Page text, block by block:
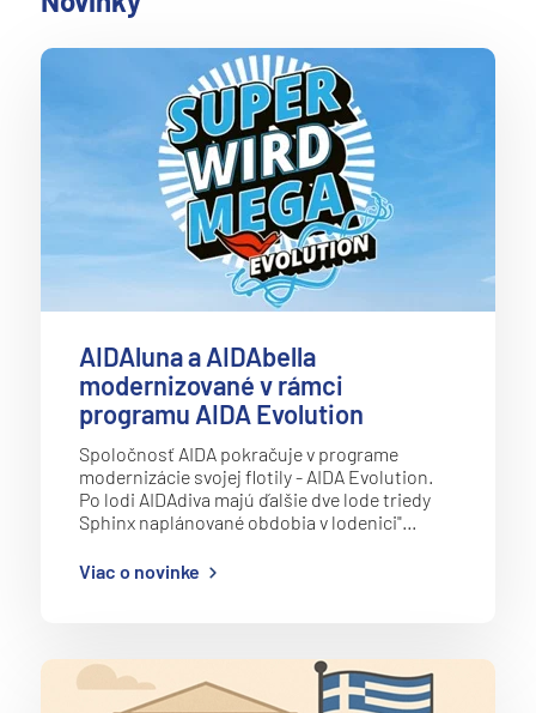
AIDAluna a AIDAbella
modernizované v rámci
programu AIDA Evolution
Spoločnosť AIDA pokračuje v programe
modernizácie svojej flotily - AIDA Evolution.
Po lodi AIDAdiva majú ďalšie dve lode triedy
Sphinx naplánované obdobia v lodenici"…
Viac o novinke